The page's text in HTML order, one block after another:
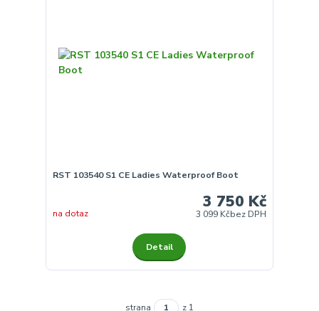
RST 103540 S1 CE Ladies Waterproof Boot
3 750 Kč
3 099 Kčbez DPH
na dotaz
Detail
strana z 1